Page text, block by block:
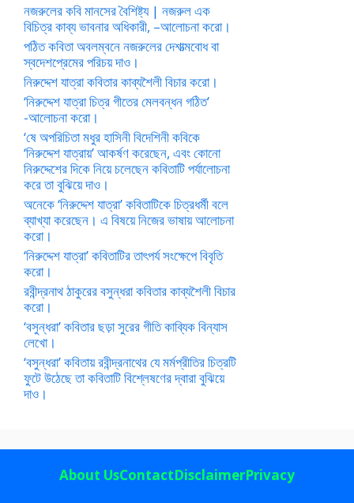
নজরুলের কবি মানসের বৈশিষ্ট্য | নজরুল এক
বিচিত্র কাব্য ভাবনার অধিকারী, –আলোচনা করো।
পঠিত কবিতা অবলম্বনে নজরুলের দেশাত্মবোধ বা
স্বদেশপ্রেমের পরিচয় দাও।
নিরুদ্দেশ যাত্রা কবিতার কাব্যশৈলী বিচার করো।
‘নিরুদ্দেশ যাত্রা চিত্র গীতের মেলবন্ধন গঠিত’
-আলোচনা করো।
‘ষে অপরিচিতা মধুর হাসিনী বিদেশিনী কবিকে
‘নিরুদ্দেশ যাত্রায়’ আকর্ষণ করেছেন, এবং কোনো
নিরুদ্দেশের দিকে নিয়ে চলেছেন কবিতাটি পর্যালোচনা
করে তা বুঝিয়ে দাও।
অনেকে ‘নিরুদ্দেশ যাত্রা’ কবিতাটিকে চিত্রধর্মী বলে
ব্যাখ্যা করেছেন। এ বিষয়ে নিজের ভাষায় আলোচনা
করো।
‘নিরুদ্দেশ যাত্রা’ কবিতাটির তাৎপর্য সংক্ষেপে বিবৃতি
করো।
রবীন্দ্রনাথ ঠাকুরের বসুন্ধরা কবিতার কাব্যশৈলী বিচার
করো।
‘বসুন্ধরা’ কবিতার ছড়া সুরের গীতি কাব্যিক বিন্যাস
লেখো।
‘বসুন্ধরা’ কবিতায় রবীন্দ্রনাথের যে মর্মপ্রীতির চিত্রটি
ফুটে উঠেছে তা কবিতাটি বিশ্লেষণের দ্বারা বুঝিয়ে
দাও।
About UsContactDisclaimerPrivacy